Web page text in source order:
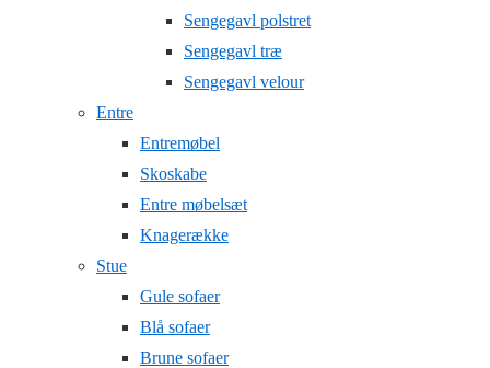
Sengegavl polstret
Sengegavl træ
Sengegavl velour
Entre
Entremøbel
Skoskabe
Entre møbelsæt
Knagerække
Stue
Gule sofaer
Blå sofaer
Brune sofaer